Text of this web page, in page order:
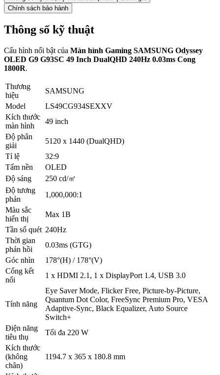
Chính sách bảo hành
Thông số kỹ thuật
Cấu hình nổi bật của Màn hình Gaming SAMSUNG Odyssey
OLED G9 G93SC 49 Inch DualQHD 240Hz 0.03ms Cong
1800R.
Thương
hiệu
SAMSUNG
Model
LS49CG934SEXXV
Kích thước
màn hình
49 inch
Độ phân
giải
5120 x 1440 (DualQHD)
Tỉ lệ
32:9
Tấm nền
OLED
Độ sáng
250 cd/㎡
Độ tương
phản
1,000,000:1
Màu sắc
hiển thị
Max 1B
Tần số quét 240Hz
Thời gian
phản hồi
0.03ms (GTG)
Góc nhìn
178°(H) / 178°(V)
Cổng kết
nối
1 x HDMI 2.1, 1 x DisplayPort 1.4, USB 3.0
Tính năng
Eye Saver Mode, Flicker Free, Picture-by-Picture,
Quantum Dot Color, FreeSync Premium Pro, VESA
Adaptive-Sync, Black Equalizer, Auto Source
Switch+
Điện năng
tiêu thụ
Tối đa 220 W
Kích thước
(không
chân)
1194.7 x 365 x 180.8 mm